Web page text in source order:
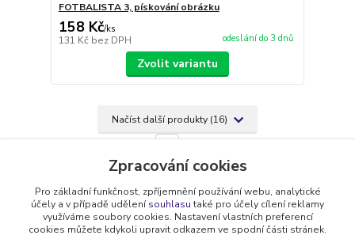
FOTBALISTA 3, pískování obrázku
158 Kč/ks
131 Kč bez DPH odeslání do 3 dnů
Zvolit variantu
Načíst další produkty (16)
Zpracování cookies
Pro základní funkčnost, zpříjemnění používání webu, analytické
účely a v případě udělenísouhlasutaké pro účely cílení reklamy
využíváme soubory cookies. Nastavení vlastních preferencí
cookies můžete kdykoli upravit odkazem ve spodní části stránek.